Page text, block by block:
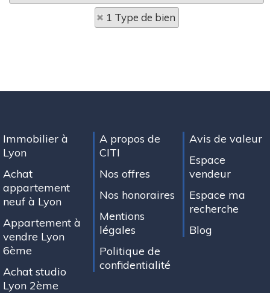
1 Type de bien
Immobilier à
Lyon
Achat
appartement
neuf à Lyon
Appartement à
vendre Lyon
6ème
Achat studio
Lyon 2ème
A propos de
CITI
Nos offres
Nos honoraires
Mentions
légales
Politique de
confidentialité
Avis de valeur
Espace
vendeur
Espace ma
recherche
Blog